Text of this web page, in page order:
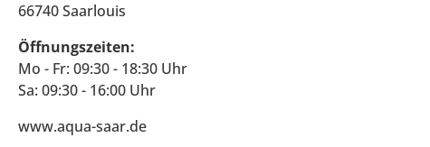
66740 Saarlouis
Öffnungszeiten:
Mo - Fr: 09:30 - 18:30 Uhr
Sa: 09:30 - 16:00 Uhr
www.aqua-saar.de